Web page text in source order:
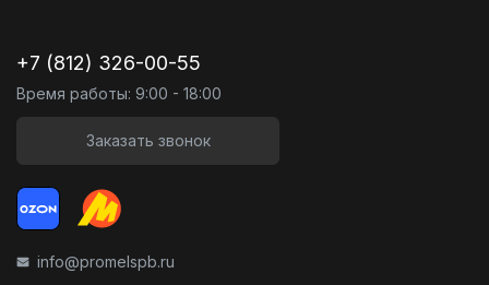
+7 (812) 326-00-55
Время работы: 9:00 - 18:00
Заказать звонок
info@promelspb.ru